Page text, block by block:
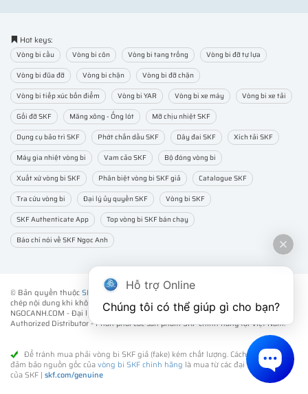
Hot keys:
Vòng bi cầu Vòng bi côn Vòng bi tang trống
Vòng bi đỡ tự lựa
Vòng bi đũa đỡ
Vòng bi chặn
Vòng bi đỡ chặn
Vòng bi tiếp xúc bốn điểm
Vòng bi YAR Vòng bi xe máy
Vòng bi xe tải
Gối đỡ SKF
Măng xông - Ống lót
Mỡ chịu nhiệt SKF
Dụng cụ bảo trì SKF
Phớt chắn dầu SKF Dây đai SKF
Xích tải SKF
Máy gia nhiệt vòng bi
Vam cảo SKF
Bộ đóng vòng bi
Xuất xứ vòng bi SKF
Phân biệt vòng bi SKF giả
Catalogue SKF
Tra cứu vòng bi
Đại lý ủy quyền SKF
Vòng bi SKF
SKF Authenticate App
Top vòng bi SKF bán chạy
Báo chí nói về SKF Ngọc Anh
© Bản quyền thuộcSKF NGỌC ANH. ® All rights reserved - Vui lòng không sao
chép nội dung khi không được sự đồng ý của chúng tôi.
NGOCANH.COM - Đại lý ủy quyền vòng bi bạc đạn SKF chính hãng -SKF
Authorized Distributor- Phân phối các sản phẩm SKF chính hãng tại Việt Nam.
Để tránh mua phải vòng bi SKF giả (fake) kém chất lượng. Cách tốt nhất để
đảm bảo nguồn gốc củavòng bi SKF chính hãng là mua từ các đại lý ủy quyền
của SKF | skf.com/genuine
Hỗ trợ Online
Chúng tôi có thể giúp gì cho bạn?